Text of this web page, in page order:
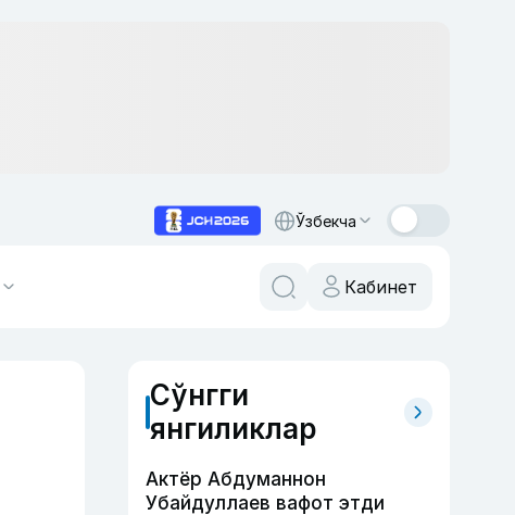
Ўзбекча
Кабинет
Сўнгги
янгиликлар
Актёр Абду­маннон
Убайдуллаев вафот этди